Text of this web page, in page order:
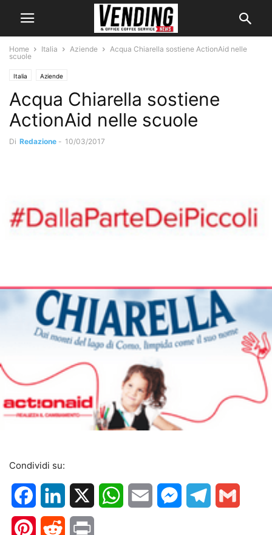
Home Italia Aziende
Acqua Chiarella sostiene ActionAid nelle
scuole
Italia Aziende
Acqua Chiarella sostiene
ActionAid nelle scuole
Di Redazione - 10/03/2017
Condividi su:
FacebookLinkedIn WhatsApp
Email MessengerTelegram
PinterestReddit